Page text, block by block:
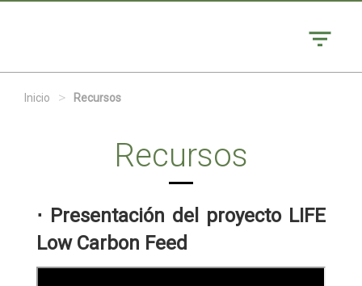
Inicio > Recursos
Recursos
⋅ Presentación del proyecto LIFE
Low Carbon Feed